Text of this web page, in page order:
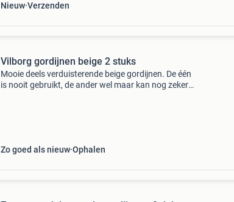
Nieuw Verzenden
Vilborg gordijnen beige 2 stuks
Mooie deels verduisterende beige gordijnen. De één
is nooit gebruikt, de ander wel maar kan nog zeker
Zo goed als nieuw Ophalen